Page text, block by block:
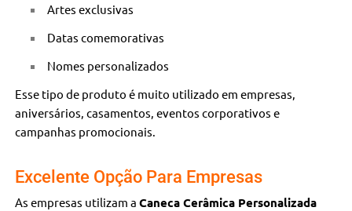
Artes exclusivas
Datas comemorativas
Nomes personalizados
Esse tipo de produto é muito utilizado em empresas,
aniversários, casamentos, eventos corporativos e
campanhas promocionais.
Excelente Opção Para Empresas
As empresas utilizam aCaneca Cerâmica Personalizada